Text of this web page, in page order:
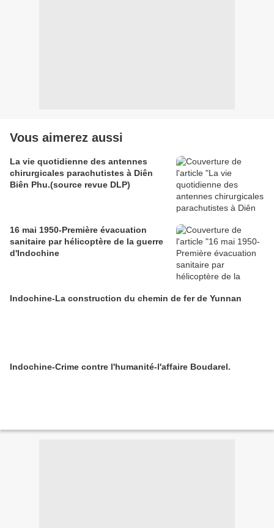
Vous aimerez aussi
La vie quotidienne des antennes
chirurgicales parachutistes à Diên
Biên Phu.(source revue DLP)
16 mai 1950-Première évacuation
sanitaire par hélicoptère de la guerre
d'Indochine
Indochine-La construction du chemin de fer de Yunnan
Indochine-Crime contre l'humanité-l'affaire Boudarel.